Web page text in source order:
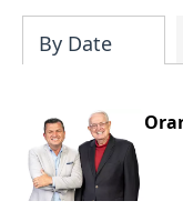
By Date